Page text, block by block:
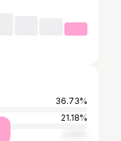
36.73%
21.18%